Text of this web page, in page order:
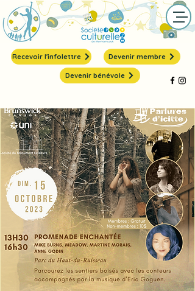
Recevoir l'infolettre Devenir membre
Devenir bénévole